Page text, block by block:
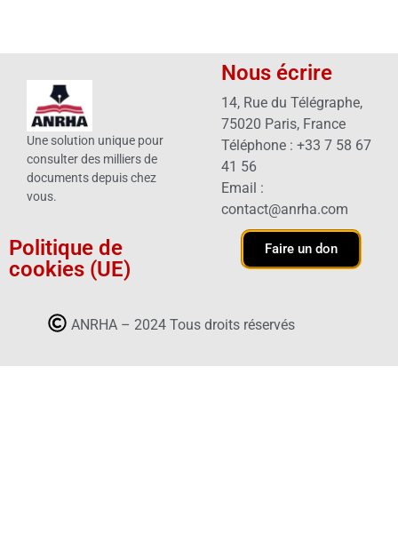
Une solution unique pour
consulter des milliers de
documents depuis chez
vous.
Politique de
cookies (UE)
Nous écrire
14, Rue du Télégraphe,
75020 Paris, France
Téléphone : +33 7 58 67
41 56
Email :
contact@anrha.com
Faire un don
ANRHA – 2024 Tous droits réservés